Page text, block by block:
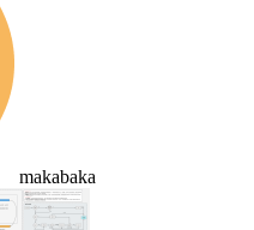
makabaka